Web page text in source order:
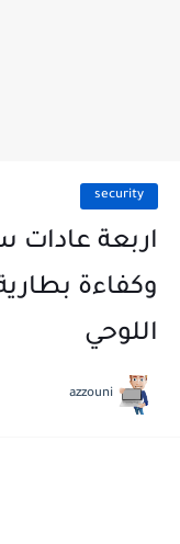
security
‏اربعة عادات
وكفاءة
اللوحي
azzouni